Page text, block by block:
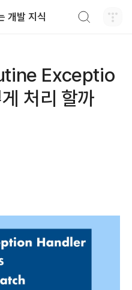
개발 지식
Exceptio
처리 할까